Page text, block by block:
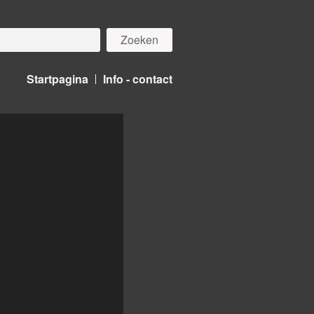
Startpagina Info - contact